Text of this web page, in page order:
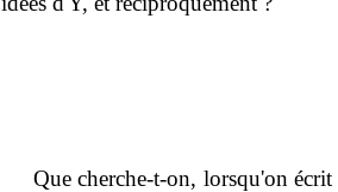
Que cherche-t-on, lorsqu'on